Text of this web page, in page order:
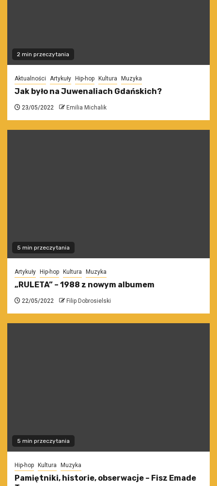
2 min przeczytania
Aktualności Artykuły Hip-hop Kultura Muzyka
Jak było na Juwenaliach Gdańskich?
23/05/2022 Emilia Michalik
5 min przeczytania
Artykuły Hip-hop Kultura Muzyka
„RULETA” – 1988 z nowym albumem
22/05/2022 Filip Dobrosielski
5 min przeczytania
Hip-hop Kultura Muzyka
Pamiętniki, historie, obserwacje – Fisz Emade